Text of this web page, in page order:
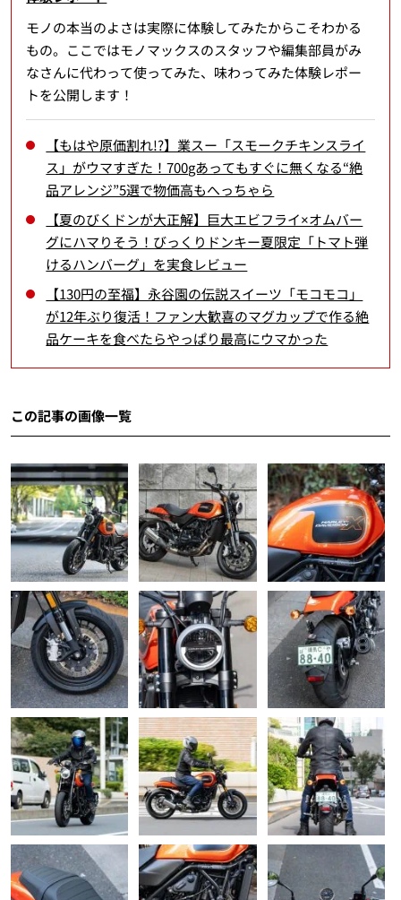
モノの本当のよさは実際に体験してみたからこそわかる
もの。ここではモノマックスのスタッフや編集部員がみ
なさんに代わって使ってみた、味わってみた体験レポー
トを公開します！
【もはや原価割れ!?】業スー「スモークチキンスライ
ス」がウマすぎた！700gあってもすぐに無くなる“絶
品アレンジ”5選で物価高もへっちゃら
【夏のびくドンが大正解】巨大エビフライ×オムバー
グにハマりそう！びっくりドンキー夏限定「トマト弾
けるハンバーグ」を実食レビュー
【130円の至福】永谷園の伝説スイーツ「モコモコ」
が12年ぶり復活！ファン大歓喜のマグカップで作る絶
品ケーキを食べたらやっぱり最高にウマかった
この記事の画像一覧